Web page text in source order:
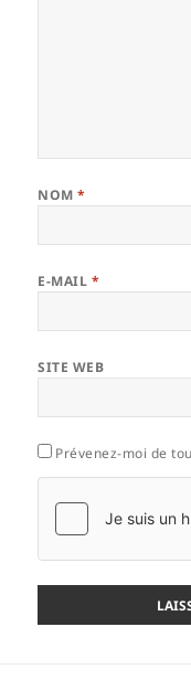
NOM*
E-MAIL *
SITE WEB
Prévenez-moi de